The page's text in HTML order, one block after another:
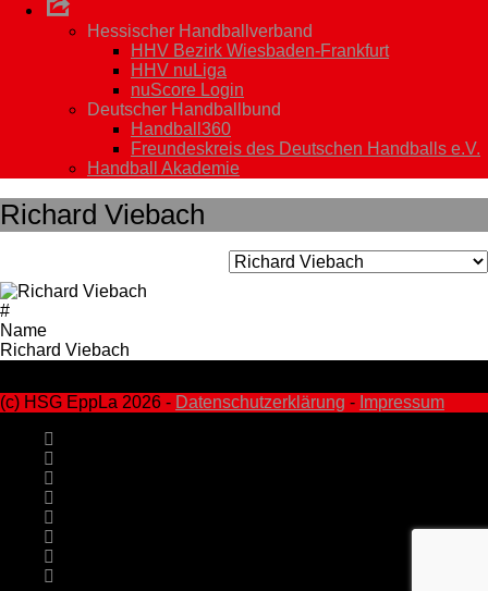
Hessischer Handballverband
HHV Bezirk Wiesbaden-Frankfurt
HHV nuLiga
nuScore Login
Deutscher Handballbund
Handball360
Freundeskreis des Deutschen Handballs e.V.
Handball Akademie
Richard Viebach
#
Name
Richard Viebach
(c) HSG EppLa 2026 - Datenschutzerklärung - Impressum